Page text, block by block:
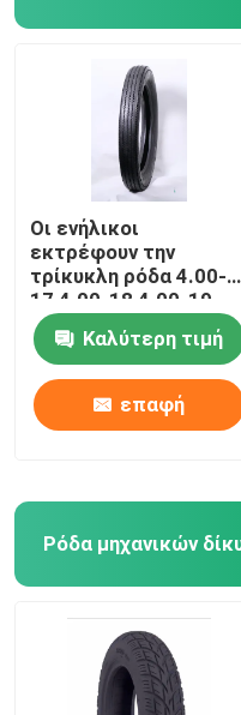
Οι ενήλικοι
εκτρέφουν την
τρίκυκλη ρόδα 4.00-
17 4.00-18 4.00-19
4.50-17 4.50-18 5.00-
16 6 ΖΕΥΓΑΡΙΑ 8
ΖΕΥΓΑΡΙΑ
προσαρμοσμένου TT
EMARK
Καλύτερη τιμή
επαφή